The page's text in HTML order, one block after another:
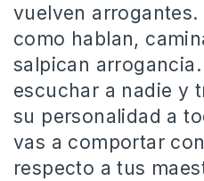
vuelven arrogantes.
como hablan,
salpican
escuchar a nadie y
su personalidad a
vas a comportar
respecto a tus